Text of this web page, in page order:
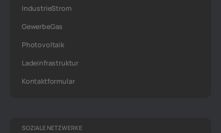
IndustrieStrom
GewerbeGas
Photovoltaik
Ladeinfrastruktur
Kontaktformular
SOZIALE NETZWERKE